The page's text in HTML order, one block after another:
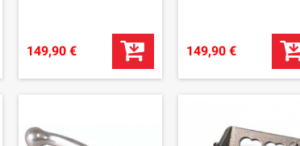
149,90 € 149,90 €